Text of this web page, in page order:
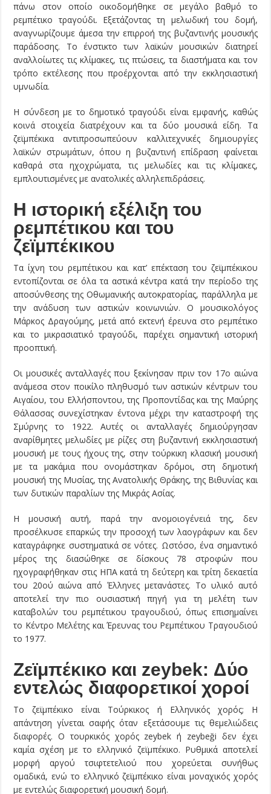
πάνω στον οποίο οικοδομήθηκε σε μεγάλο βαθμό το
ρεμπέτικο τραγούδι. Εξετάζοντας τη μελωδική του δομή,
αναγνωρίζουμε άμεσα την επιρροή της βυζαντινής μουσικής
παράδοσης. Το ένστικτο των λαϊκών μουσικών διατηρεί
αναλλοίωτες τις κλίμακες, τις πτώσεις, τα διαστήματα και τον
τρόπο εκτέλεσης που προέρχονται από την εκκλησιαστική
υμνωδία.
Η σύνδεση με το δημοτικό τραγούδι είναι εμφανής, καθώς
κοινά στοιχεία διατρέχουν και τα δύο μουσικά είδη. Τα
ζεϊμπέκικα αντιπροσωπεύουν καλλιτεχνικές δημιουργίες
λαϊκών στρωμάτων, όπου η βυζαντινή επίδραση φαίνεται
καθαρά στα ηχοχρώματα, τις μελωδίες και τις κλίμακες,
εμπλουτισμένες με ανατολικές αλληλεπιδράσεις.
Η ιστορική εξέλιξη του
ρεμπέτικου και του
ζεϊμπέκικου
Τα ίχνη του ρεμπέτικου και κατ’ επέκταση του ζεϊμπέκικου
εντοπίζονται σε όλα τα αστικά κέντρα κατά την περίοδο της
αποσύνθεσης της Οθωμανικής αυτοκρατορίας, παράλληλα με
την ανάδυση των αστικών κοινωνιών. Ο μουσικολόγος
Μάρκος Δραγούμης, μετά από εκτενή έρευνα στο ρεμπέτικο
και το μικρασιατικό τραγούδι, παρέχει σημαντική ιστορική
προοπτική.
Οι μουσικές ανταλλαγές που ξεκίνησαν πριν τον 17ο αιώνα
ανάμεσα στον ποικίλο πληθυσμό των αστικών κέντρων του
Αιγαίου, του Ελλήσποντου, της Προποντίδας και της Μαύρης
Θάλασσας συνεχίστηκαν έντονα μέχρι την καταστροφή της
Σμύρνης το 1922. Αυτές οι ανταλλαγές δημιούργησαν
αναρίθμητες μελωδίες με ρίζες στη βυζαντινή εκκλησιαστική
μουσική με τους ήχους της, στην τούρκικη κλασική μουσική
με τα μακάμια που ονομάστηκαν δρόμοι, στη δημοτική
μουσική της Μυσίας, της Ανατολικής Θράκης, της Βιθυνίας και
των δυτικών παραλίων της Μικράς Ασίας.
Η μουσική αυτή, παρά την ανομοιογένειά της, δεν
προσέλκυσε επαρκώς την προσοχή των λαογράφων και δεν
καταγράφηκε συστηματικά σε νότες. Ωστόσο, ένα σημαντικό
μέρος της διασώθηκε σε δίσκους 78 στροφών που
ηχογραφήθηκαν στις ΗΠΑ κατά τη δεύτερη και τρίτη δεκαετία
του 20ού αιώνα από Έλληνες μετανάστες. Το υλικό αυτό
αποτελεί την πιο ουσιαστική πηγή για τη μελέτη των
καταβολών του ρεμπέτικου τραγουδιού, όπως επισημαίνει
το Κέντρο Μελέτης και Έρευνας του Ρεμπέτικου Τραγουδιού
το 1977.
Ζεϊμπέκικο και zeybek: Δύο
εντελώς διαφορετικοί χοροί
Το ζεϊμπέκικο είναι Τούρκικος ή Ελληνικός χορός; Η
απάντηση γίνεται σαφής όταν εξετάσουμε τις θεμελιώδεις
διαφορές. Ο τουρκικός χορός zeybek ή zeybeği δεν έχει
καμία σχέση με το ελληνικό ζεϊμπέκικο. Ρυθμικά αποτελεί
μορφή αργού τσιφτετελιού που χορεύεται συνήθως
ομαδικά, ενώ το ελληνικό ζεϊμπέκικο είναι μοναχικός χορός
με εντελώς διαφορετική μουσική δομή.